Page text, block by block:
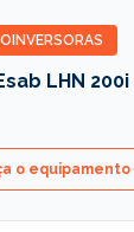
INVERSORAS
LHN 200i
o equipamento